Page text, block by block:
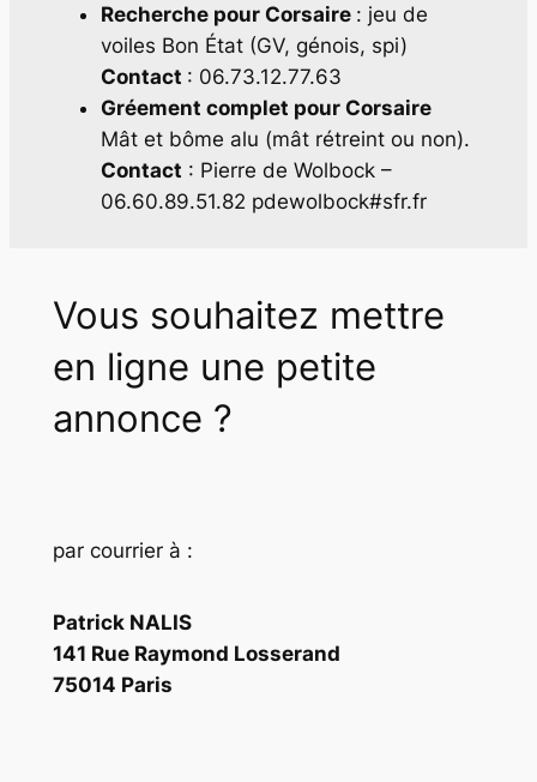
Recherche pour Corsaire : jeu de
voiles Bon État (GV, génois, spi)
Contact : 06.73.12.77.63
Gréement complet pour Corsaire
Mât et bôme alu (mât rétreint ou non).
Contact : Pierre de Wolbock –
06.60.89.51.82 pdewolbock#sfr.fr
Vous souhaitez mettre
en ligne une petite
annonce ?
par courrier à :
Patrick NALIS
141 Rue Raymond Losserand
75014 Paris